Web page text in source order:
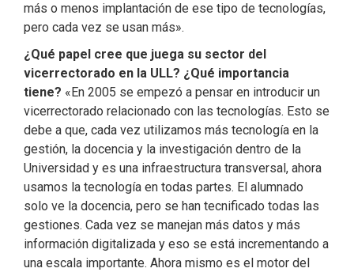
más o menos implantación de ese tipo de tecnologías,
pero cada vez se usan más».
¿Qué papel cree que juega su sector del
vicerrectorado en la ULL? ¿Qué importancia
tiene? «En 2005 se empezó a pensar en introducir un
vicerrectorado relacionado con las tecnologías. Esto se
debe a que, cada vez utilizamos más tecnología en la
gestión, la docencia y la investigación dentro de la
Universidad y es una infraestructura transversal, ahora
usamos la tecnología en todas partes. El alumnado
solo ve la docencia, pero se han tecnificado todas las
gestiones. Cada vez se manejan más datos y más
información digitalizada y eso se está incrementando a
una escala importante. Ahora mismo es el motor del